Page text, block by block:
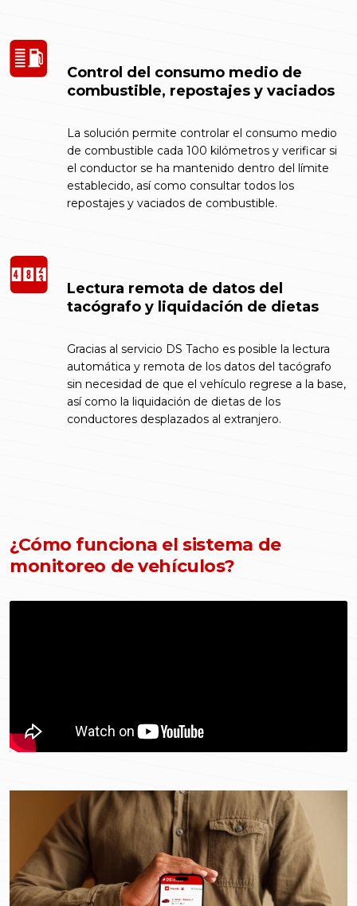
Control del consumo medio de
combustible, repostajes y vaciados
La solución permite controlar el consumo medio
de combustible cada 100 kilómetros y verificar si
el conductor se ha mantenido dentro del límite
establecido, así como consultar todos los
repostajes y vaciados de combustible.
Lectura remota de datos del
tacógrafo y liquidación de dietas
Gracias al servicio DS Tacho es posible la lectura
automática y remota de los datos del tacógrafo
sin necesidad de que el vehículo regrese a la base,
así como la liquidación de dietas de los
conductores desplazados al extranjero.
¿Cómo funciona el sistema de
monitoreo de vehículos?